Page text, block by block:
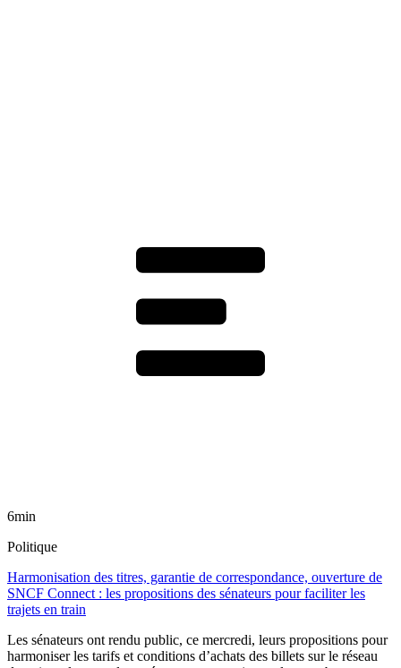
6min
Politique
Harmonisation des titres, garantie de correspondance, ouverture de
SNCF Connect : les propositions des sénateurs pour faciliter les
trajets en train
Les sénateurs ont rendu public, ce mercredi, leurs propositions pour
harmoniser les tarifs et conditions d’achats des billets sur le réseau